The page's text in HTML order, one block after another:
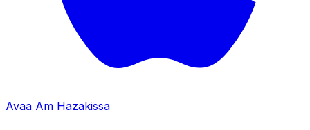
Avaa Am Hazakissa